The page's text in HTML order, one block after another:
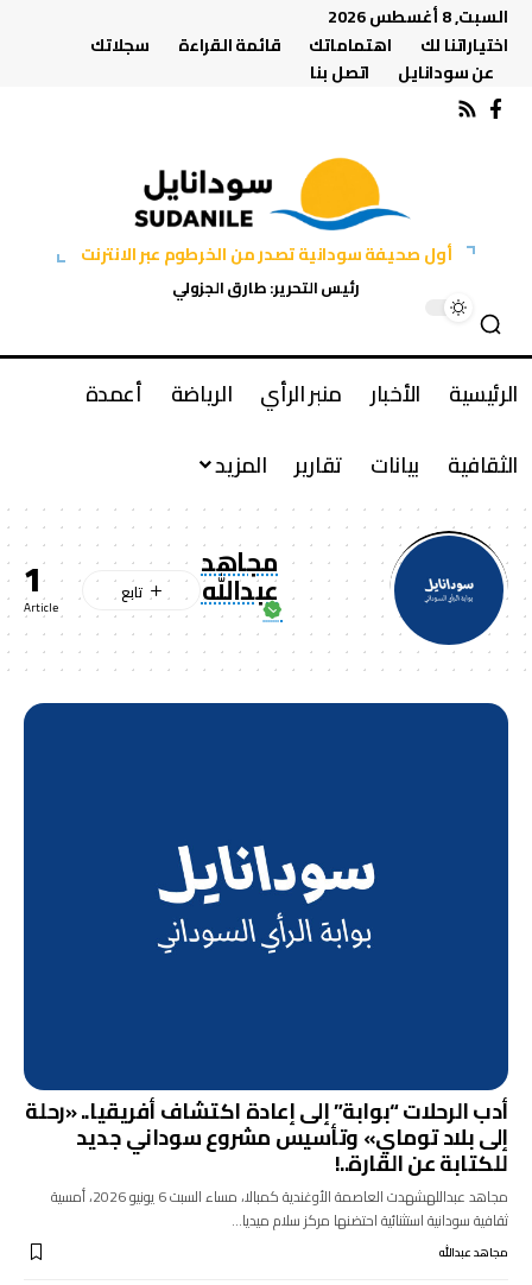
السبت, 8 أغسطس 2026
اختياراتنا لك
اهتماماتك قائمة القراءة
سجلاتك
عن سودانايل
اتصل بنا
أول صحيفة سودانية تصدر من الخرطوم عبر الانترنت
رئيس التحرير: طارق الجزولي
الرئيسية الأخبار منبر الرأي الرياضة
أعمدة
الثقافية
بيانات تقارير المزيد
مجاهد
عبدالله 1
Article
أدب الرحلات “بوابة” إلى إعادة اكتشاف أفريقيا.. «رحلة
إلى بلاد توماي» وتأسيس مشروع سوداني جديد
للكتابة عن القارة..!
مجاهد عبداللهشهدت العاصمة الأوغندية كمبالا، مساء السبت 6 يونيو 2026، أمسية
ثقافية سودانية استثنائية احتضنها مركز سلام ميديا…
مجاهد عبدالله